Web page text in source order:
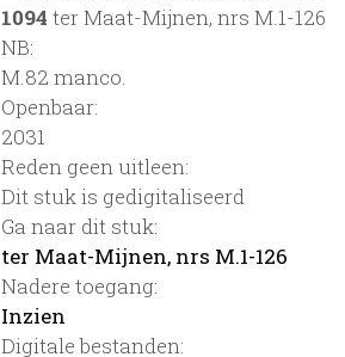
1094 ter Maat-Mijnen, nrs M.1-126
NB:
M.82 manco.
Openbaar:
2031
Reden geen uitleen:
Dit stuk is gedigitaliseerd
Ga naar dit stuk:
ter Maat-Mijnen, nrs M.1-126
Nadere toegang:
Inzien
Digitale bestanden: